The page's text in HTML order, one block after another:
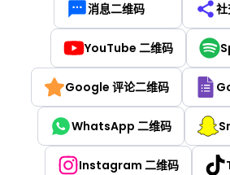
消息二维码
YouTube 二维码
Google 评论二维码
WhatsApp 二维码
Instagram 二维码